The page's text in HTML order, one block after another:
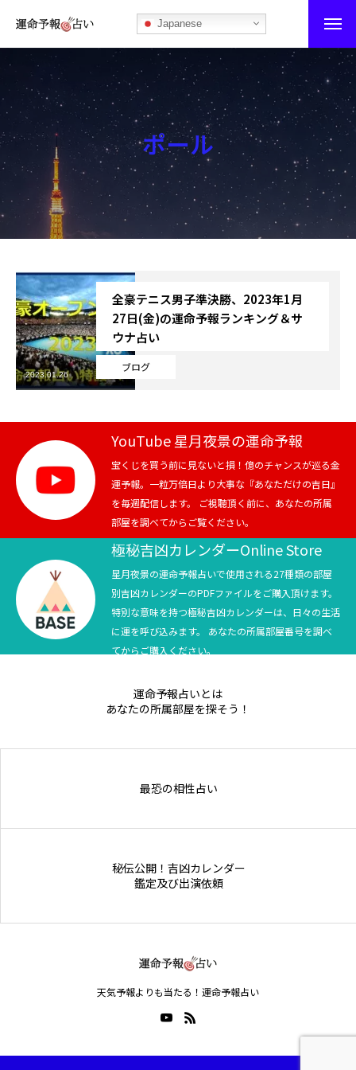
Japanese
運命予報占い
運命予報占いとは
あなたの所属部屋を探そう！
最恐の相性占い
秘伝公開！吉凶カレンダー
ブログ
お知らせ
芸能界
テニス
スポーツ
競馬
テニス四大大会・五輪
テニス四大大会・五輪
ポール
ブログ
全豪テニス男子準決勝、2023年1月
27日(金)の運命予報ランキング＆サ
ウナ占い
2023.01.26
YouTube 星月夜景の運命予報
宝くじを買う前に見ないと損！億のチャンスが巡る金
運予報。一粒万倍日より大事な『あなただけの吉日』
を毎週配信します。 ご視聴頂く前に、あなたの所属
部屋を調べてからご覧ください。
極秘吉凶カレンダーOnline Store
星月夜景の運命予報占いで使用される27種類の部屋
別吉凶カレンダーのPDFファイルをご購入頂けます。
特別な意味を持つ極秘吉凶カレンダーは、日々の生活
に運を呼び込みます。 あなたの所属部屋番号を調べ
てからご購入ください。
運命予報占いとは
あなたの所属部屋を探そう！
最恐の相性占い
秘伝公開！吉凶カレンダー
鑑定及び出演依頼
天気予報よりも当たる！運命予報占い